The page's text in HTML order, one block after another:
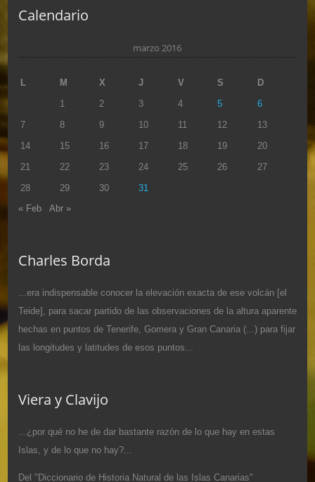
Calendario
marzo 2016
L M X J V S
D
1
2 3 4 5
6
7
8 9 10 11 12
13
14
15 16 17 18 19
20
21
22 23 24 25 26
27
28
29 30
31
« Feb
Abr »
Charles Borda
...era indispensable conocer la elevación exacta de ese volcán [el
Teide], para sacar partido de las observaciones de la altura aparente
hechas en puntos de Tenerife, Gomera y Gran Canaria (...) para fijar
las longitudes y latitudes de esos puntos...
Viera y Clavijo
...¿por qué no he de dar bastante razón de lo que hay en estas
Islas, y de lo que no hay?...
Del "Diccionario de Historia Natural de las Islas Canarias"